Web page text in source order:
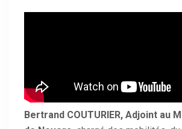
Bertrand COUTURIER, Adjoint au